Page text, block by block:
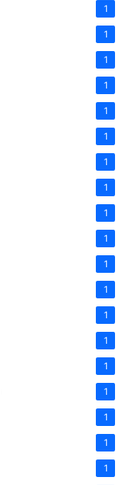
1
1
1
1
1
1
1
1
1
1
1
1
1
1
1
1
1
1
1